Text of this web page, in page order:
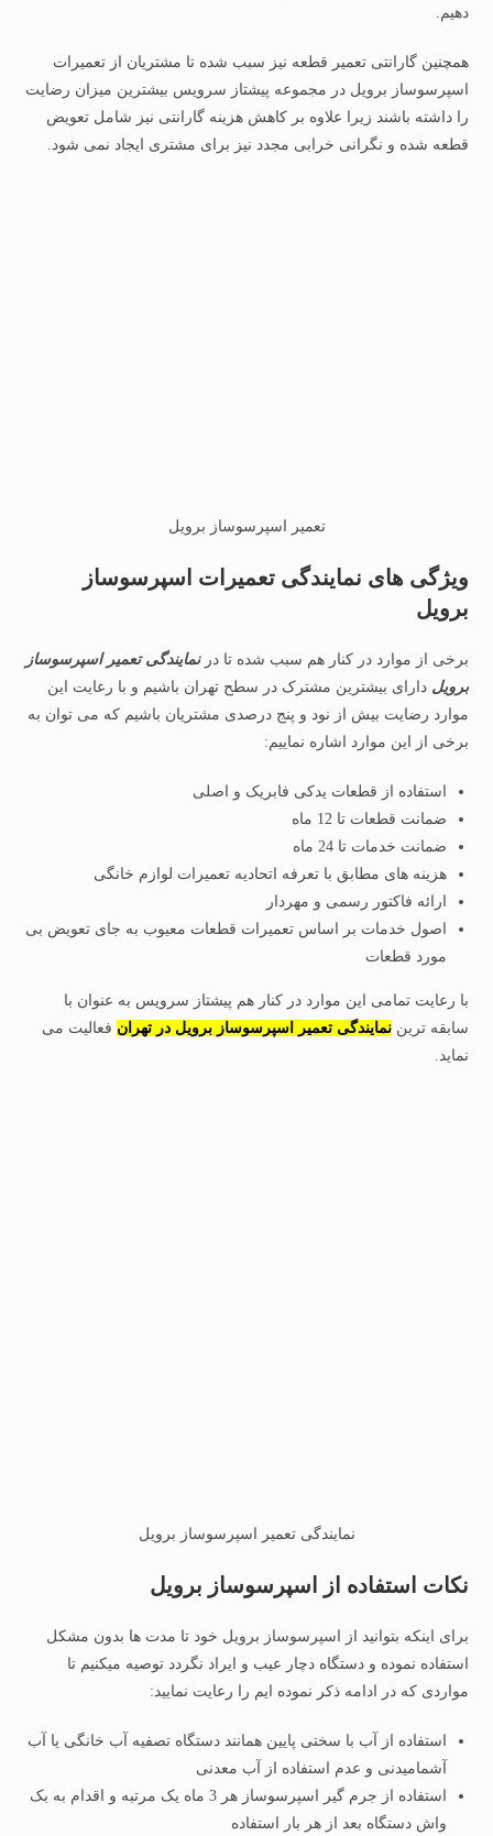
دهیم.
همچنین گارانتی تعمیر قطعه نیز سبب شده تا مشتریان از تعمیرات
اسپرسوساز برویل در مجموعه پیشتاز سرویس بیشترین میزان رضایت
را داشته باشند زیرا علاوه بر کاهش هزینه گارانتی نیز شامل تعویض
قطعه شده و نگرانی خرابی مجدد نیز برای مشتری ایجاد نمی شود.
تعمیر اسپرسوساز برویل
ویژگی های نمایندگی تعمیرات اسپرسوساز
برویل
برخی از موارد در کنار هم سبب شده تا درنمایندگی تعمیر اسپرسوساز
برویل دارای بیشترین مشترک در سطح تهران باشیم و با رعایت این
موارد رضایت بیش از نود و پنج درصدی مشتریان باشیم که می توان به
برخی از این موارد اشاره نماییم:
استفاده از قطعات یدکی فابریک و اصلی
ضمانت قطعات تا 12 ماه
ضمانت خدمات تا 24 ماه
هزینه های مطابق با تعرفه اتحادیه تعمیرات لوازم خانگی
ارائه فاکتور رسمی و مهردار
اصول خدمات بر اساس تعمیرات قطعات معیوب به جای تعویض بی
مورد قطعات
با رعایت تمامی این موارد در کنار هم پیشتاز سرویس به عنوان با
سابقه تریننمایندگی تعمیر اسپرسوساز برویل در تهران فعالیت می
نماید.
نمایندگی تعمیر اسپرسوساز برویل
نکات استفاده از اسپرسوساز برویل
برای اینکه بتوانید از اسپرسوساز برویل خود تا مدت ها بدون مشکل
استفاده نموده و دستگاه دچار عیب و ایراد نگردد توصیه میکنیم تا
مواردی که در ادامه ذکر نموده ایم را رعایت نمایید:
استفاده از آب با سختی پایین همانند دستگاه تصفیه آب خانگی یا آب
آشمامیدنی و عدم استفاده از آب معدنی
استفاده از جرم گیر اسپرسوساز هر 3 ماه یک مرتبه و اقدام به بک
واش دستگاه بعد از هر بار استفاده